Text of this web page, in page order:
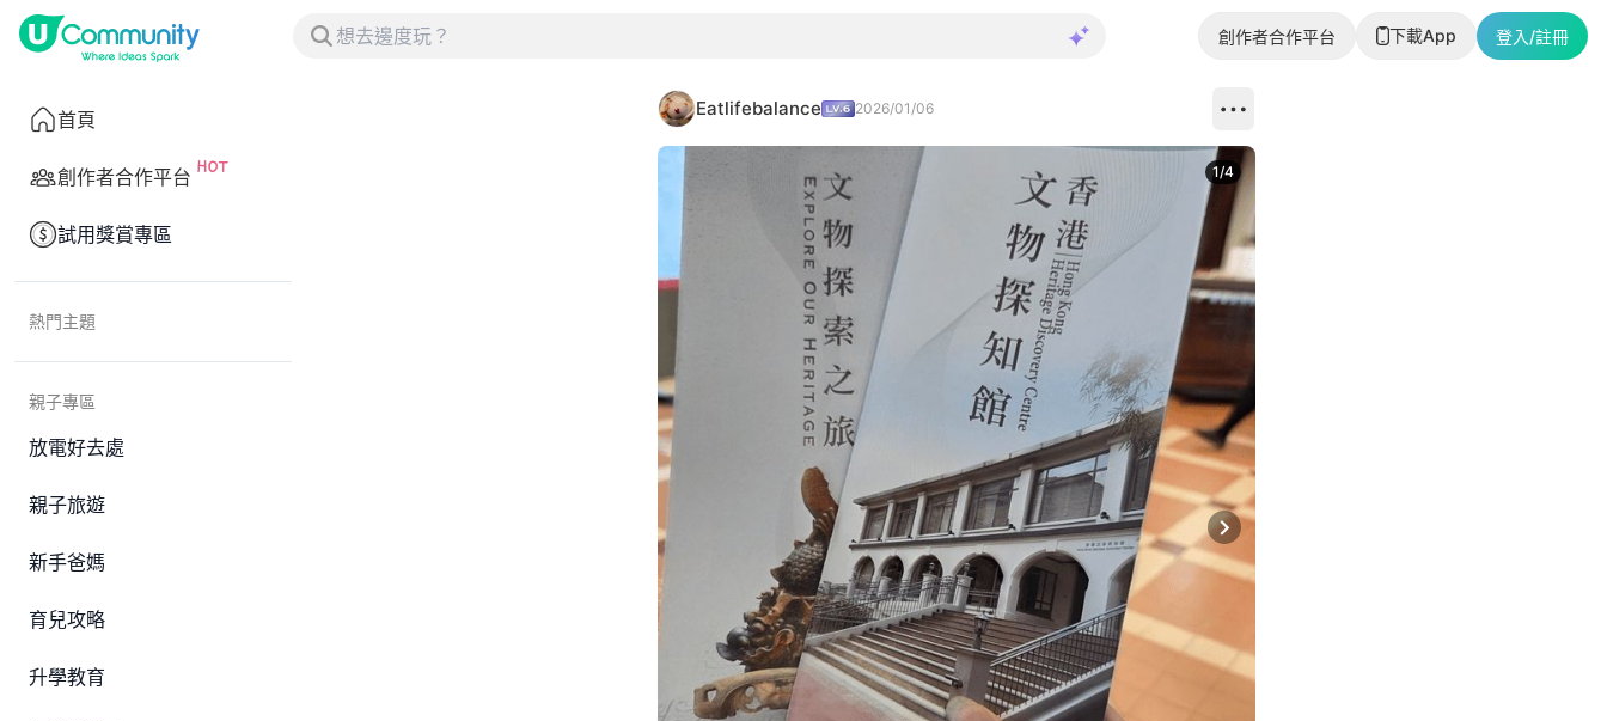
創作者合作平台 下載App 登入/註冊
首頁
創作者合作平台
試用獎賞專區
熱門主題
親子專區
放電好去處
親子旅遊
新手爸媽
育兒攻略
升學教育
Eatlifebalance 2026/01/06
Next slide
1/4